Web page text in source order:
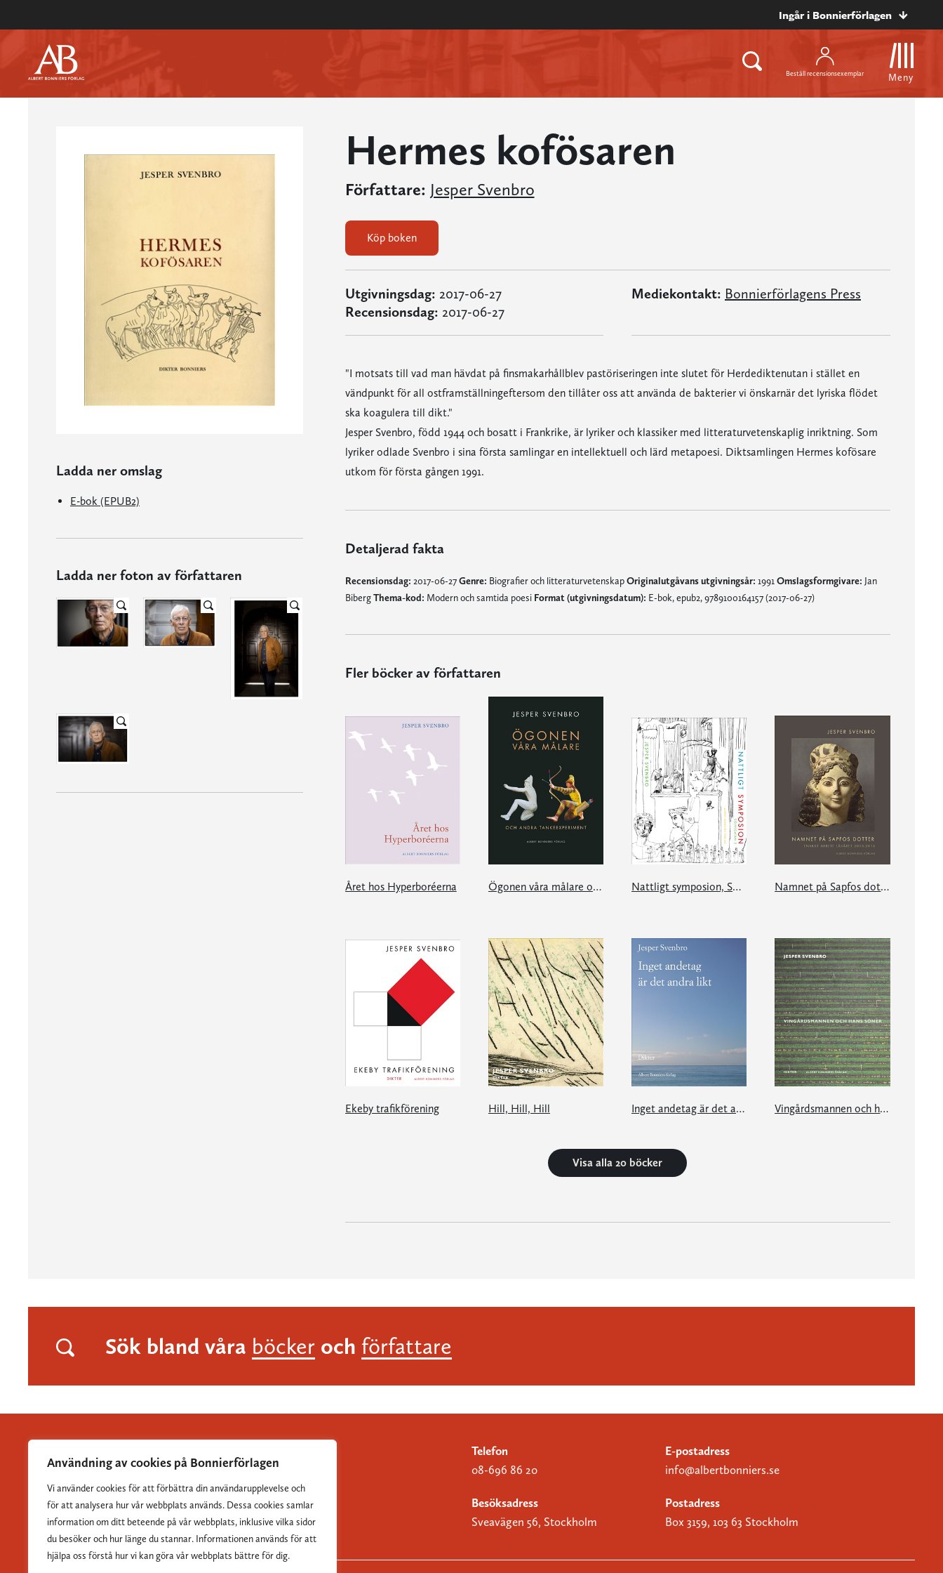
Användning av cookies på Bonnierförlagen
Vi använder cookies för att förbättra din användarupplevelse och
för att analysera hur vår webbplats används. Dessa cookies samlar
information om ditt beteende på vår webbplats, inklusive vilka sidor
du besöker och hur länge du stannar. Informationen används för att
hjälpa oss förstå hur vi kan göra vår webbplats bättre för dig.
Ingår i Bonnierförlagen
Beställ recensionsexemplar Meny
Ladda ner omslag
E-bok (EPUB2)
Ladda ner foton av författaren
Hermes kofösaren
Författare: Jesper Svenbro
Köp boken
Utgivningsdag: 2017-06-27
Recensionsdag: 2017-06-27
Mediekontakt: Bonnierförlagens Press
"I motsats till vad man hävdat på finsmakarhållblev pastöriseringen inte slutet för Herdediktenutan i stället en
vändpunkt för all ostframställningeftersom den tillåter oss att använda de bakterier vi önskarnär det lyriska flödet
ska koagulera till dikt."
Jesper Svenbro, född 1944 och bosatt i Frankrike, är lyriker och klassiker med litteraturvetenskaplig inriktning. Som
lyriker odlade Svenbro i sina första samlingar en intellektuell och lärd metapoesi. Diktsamlingen Hermes kofösare
utkom för första gången 1991.
Detaljerad fakta
Recensionsdag: 2017-06-27Genre: Biografier och litteraturvetenskapOriginalutgåvans utgivningsår: 1991 Omslagsformgivare: Jan
BibergThema-kod: Modern och samtida poesi Format (utgivningsdatum): E-bok, epub2, 9789100164157 (2017-06-27)
Fler böcker av författaren
Året hos Hyperboréerna Ögonen våra målare och andra tankeexperiment Nattligt symposion, Sölvegatan 2 Namnet på Sapfos dotter
Ekeby trafikförening Hill, Hill, Hill Inget andetag är det andra likt Vingårdsmannen och hans söner
Visa alla 20 böcker
Sök bland våra böcker och författare
Albert Bonniers Förlag grundades 1837 och är Sveriges
största skönlitterära förlag.
Telefon
08-696 86 20
E-postadress
info@albertbonniers.se
Besöksadress
Sveavägen 56, Stockholm
Postadress
Box 3159, 103 63 Stockholm